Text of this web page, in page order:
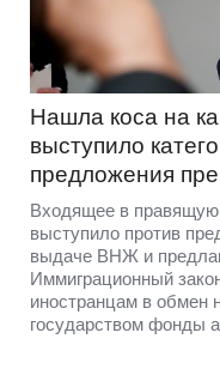
Нашла коса на
выступило
предложения
Входящее в
выступило против
выдаче ВНЖ и
Иммиграционный
иностранцам в обмен
государством фонды